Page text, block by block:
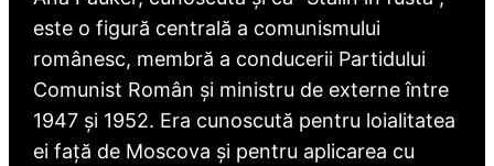
este o figură centrală a comunismului
românesc, membră a conducerii Partidului
Comunist Român și ministru de externe între
1947 și 1952. Era cunoscută pentru loialitatea
ei față de Moscova și pentru aplicarea cu